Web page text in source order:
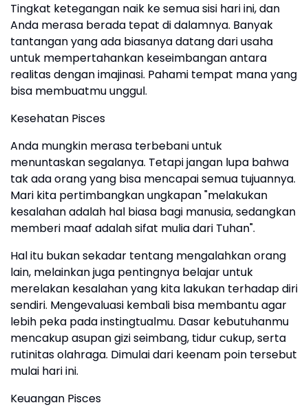
Tingkat ketegangan naik ke semua sisi hari ini, dan
Anda merasa berada tepat di dalamnya. Banyak
tantangan yang ada biasanya datang dari usaha
untuk mempertahankan keseimbangan antara
realitas dengan imajinasi. Pahami tempat mana yang
bisa membuatmu unggul.
Kesehatan Pisces
Anda mungkin merasa terbebani untuk
menuntaskan segalanya. Tetapi jangan lupa bahwa
tak ada orang yang bisa mencapai semua tujuannya.
Mari kita pertimbangkan ungkapan "melakukan
kesalahan adalah hal biasa bagi manusia, sedangkan
memberi maaf adalah sifat mulia dari Tuhan".
Hal itu bukan sekadar tentang mengalahkan orang
lain, melainkan juga pentingnya belajar untuk
merelakan kesalahan yang kita lakukan terhadap diri
sendiri. Mengevaluasi kembali bisa membantu agar
lebih peka pada instingtualmu. Dasar kebutuhanmu
mencakup asupan gizi seimbang, tidur cukup, serta
rutinitas olahraga. Dimulai dari keenam poin tersebut
mulai hari ini.
Keuangan Pisces